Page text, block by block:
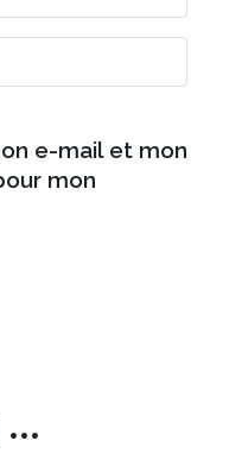
e-mail et mon
mon